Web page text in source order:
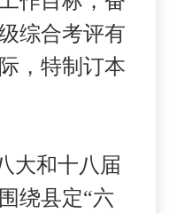
综合考评有
，特制订本
大和十八届
绕县定“六